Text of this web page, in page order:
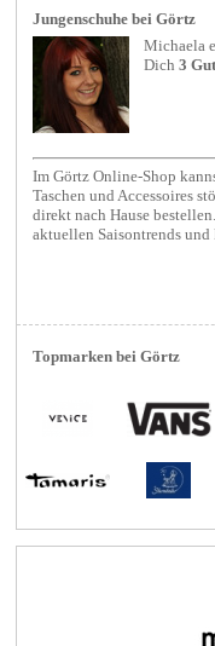
Jungenschuhe bei Görtz
Michaela
Dich3
Im Görtz Online-Shop
Taschen und Accessoires
direkt nach Hause
aktuellen Saisontrends und
Topmarken bei Görtz